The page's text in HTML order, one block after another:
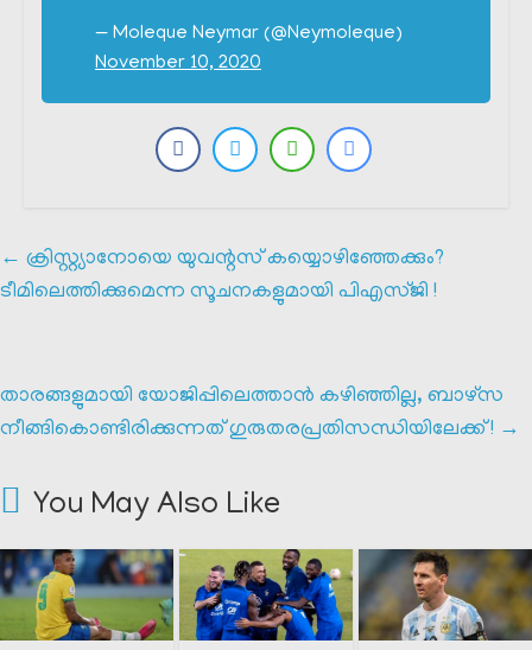
— Moleque Neymar (@Neymoleque)
November 10, 2020
← ക്രിസ്റ്റ്യാനോയെ യുവന്റസ് കയ്യൊഴിഞ്ഞേക്കും?
ടീമിലെത്തിക്കുമെന്ന സൂചനകളുമായി പിഎസ്ജി !
താരങ്ങളുമായി യോജിപ്പിലെത്താൻ കഴിഞ്ഞില്ല, ബാഴ്‌സ
നീങ്ങികൊണ്ടിരിക്കുന്നത് ഗുരുതരപ്രതിസന്ധിയിലേക്ക് ! →
You May Also Like